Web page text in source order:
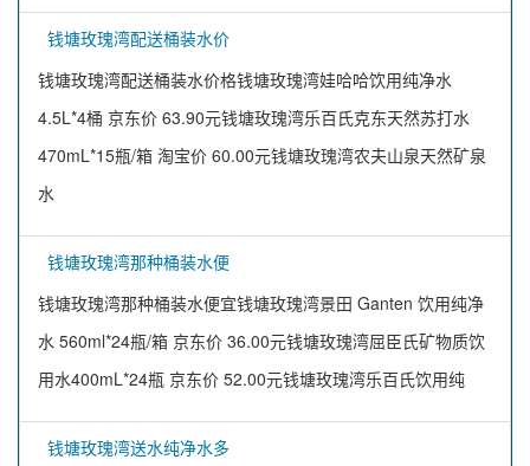
钱塘玫瑰湾配送桶装水价
钱塘玫瑰湾配送桶装水价格钱塘玫瑰湾娃哈哈饮用纯净水
4.5L*4桶 京东价 63.90元钱塘玫瑰湾乐百氏克东天然苏打水
470mL*15瓶/箱 淘宝价 60.00元钱塘玫瑰湾农夫山泉天然矿泉
水
钱塘玫瑰湾那种桶装水便
钱塘玫瑰湾那种桶装水便宜钱塘玫瑰湾景田 Ganten 饮用纯净
水 560ml*24瓶/箱 京东价 36.00元钱塘玫瑰湾屈臣氏矿物质饮
用水400mL*24瓶 京东价 52.00元钱塘玫瑰湾乐百氏饮用纯
钱塘玫瑰湾送水纯净水多